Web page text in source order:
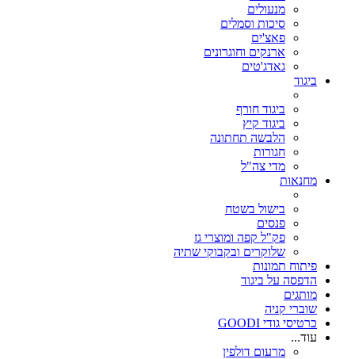
מנעולים
סיכות וסמלים
פאצ'ים
ארנקים וחוגרונים
גאדג'טים
ביגוד
ביגוד חורף
ביגוד קיץ
הלבשה תחתונה
חגורות
מדי צה"ל
מחנאות
בישול בשטח
פנסים
פק"ל קפה ומוצרי גז
שלוקרים ובקבוקי שתיה
פיתוח תמונות
הדפסה על ביגוד
מותגים
שוברי קניה
כרטיסי גודי GOODI
עוד...
מרעום דולפין